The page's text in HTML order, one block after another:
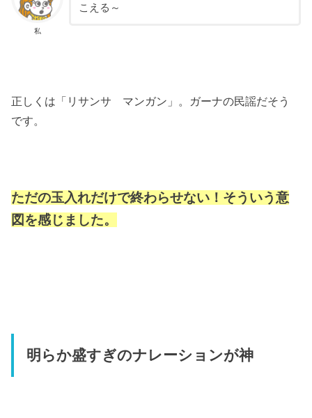
私
こえる～
正しくは「リサンサ マンガン」。ガーナの民謡だそう
です。
ただの玉入れだけで終わらせない！そういう意
図を感じました。
明らか盛すぎのナレーションが神